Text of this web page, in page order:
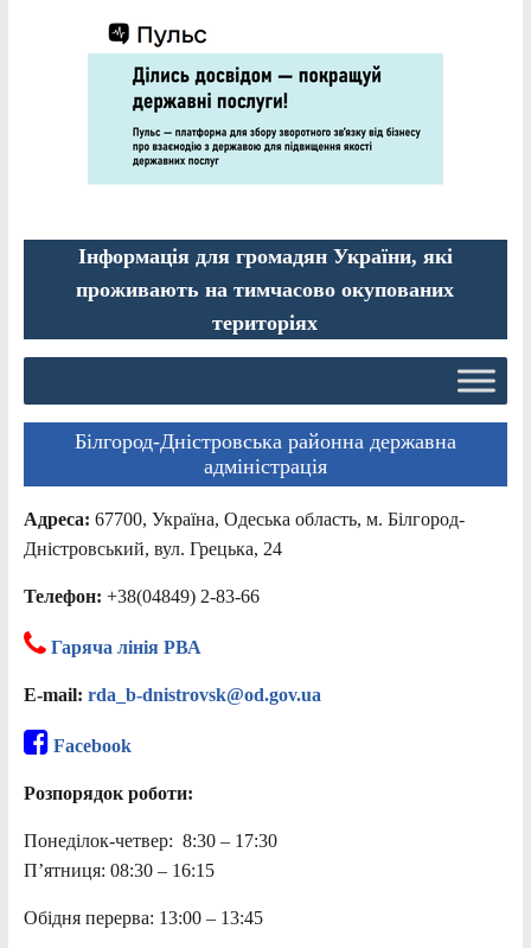
Інформація для громадян України, які
проживають на тимчасово окупованих
територіях
Білгород-Дністровська районна державна
адміністрація
Адреса: 67700, Україна, Одеська область, м. Білгород-
Дністровський, вул. Грецька, 24
Телефон: +38(04849) 2-83-66
Гаряча лінія РВА
E-mail: rda_b-dnistrovsk@od.gov.ua
Facebook
Розпорядок роботи:
Понеділок-четвер: 8:30 – 17:30
П’ятниця: 08:30 – 16:15
Обідня перерва: 13:00 – 13:45